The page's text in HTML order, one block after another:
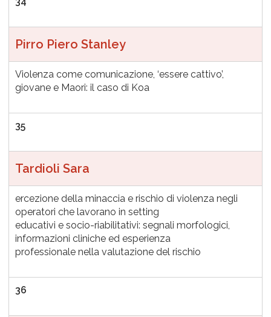
Pirro Piero Stanley
Violenza come comunicazione, ‘essere cattivo’,
giovane e Maori: il caso di Koa
35
Tardioli Sara
ercezione della minaccia e rischio di violenza negli
operatori che lavorano in setting
educativi e socio-riabilitativi: segnali morfologici,
informazioni cliniche ed esperienza
professionale nella valutazione del rischio
36